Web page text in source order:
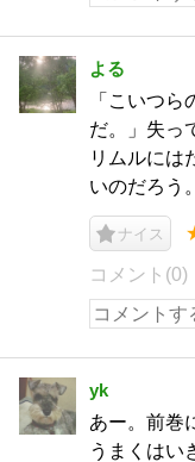
よる
「こいつ
だ。」失っ
リムルには
いのだろう。
ナイス
コメント(0)
yk
あー。前巻
うまくはい